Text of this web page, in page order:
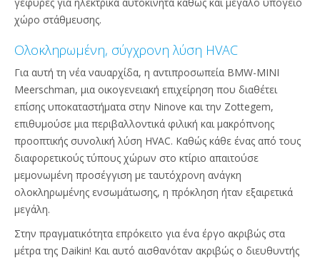
χώρο στάθμευσης.
Ολοκληρωμένη, σύγχρονη λύση HVAC
Για αυτή τη νέα ναυαρχίδα, η αντιπροσωπεία BMW-MINI
Meerschman, μια οικογενειακή επιχείρηση που διαθέτει
επίσης υποκαταστήματα στην Ninove και την Zottegem,
επιθυμούσε μια περιβαλλοντικά φιλική και μακρόπνοης
προοπτικής συνολική λύση HVAC. Καθώς κάθε ένας από τους
διαφορετικούς τύπους χώρων στο κτίριο απαιτούσε
μεμονωμένη προσέγγιση με ταυτόχρονη ανάγκη
ολοκληρωμένης ενσωμάτωσης, η πρόκληση ήταν εξαιρετικά
μεγάλη.
Στην πραγματικότητα επρόκειτο για ένα έργο ακριβώς στα
μέτρα της Daikin! Και αυτό αισθανόταν ακριβώς ο διευθυντής